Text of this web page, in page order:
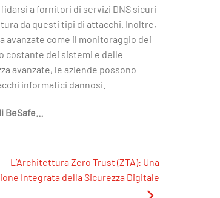
a fornitori di servizi DNS sicuri
da questi tipi di attacchi. Inoltre,
avanzate come il monitoraggio dei
costante dei sistemi e delle
avanzate, le aziende possono
informatici dannosi.
L’Architettura Zero Trust (ZTA): Una
Integrata della Sicurezza Digitale